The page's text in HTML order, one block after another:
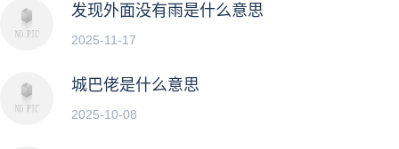
发现外面没有雨是什么意思
2025-11-17
城巴佬是什么意思
2025-10-08